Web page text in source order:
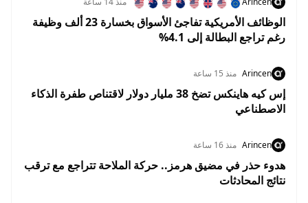
الوظائف الأمريكية تفاجئ الأسواق بخسارة 23 ألف وظيفة
رغم تراجع البطالة إلى 4.1%
Arincen منذ 15 ساعة
إس كيه هاينكس تضخ 38 مليار دولار لاقتناص طفرة الذكاء
الاصطناعي
Arincen منذ 16 ساعة
هدوء حذر في مضيق هرمز.. حركة الملاحة تتراجع مع ترقب
نتائج المحادثات